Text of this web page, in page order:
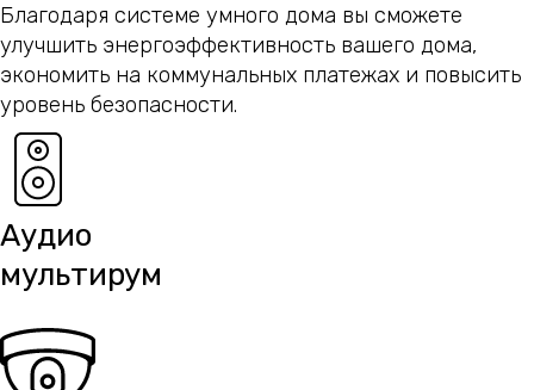
Благодаря системе умного дома вы сможете
улучшить энергоэффективность вашего дома,
экономить на коммунальных платежах и повысить
уровень безопасности.
Аудио
мультирум